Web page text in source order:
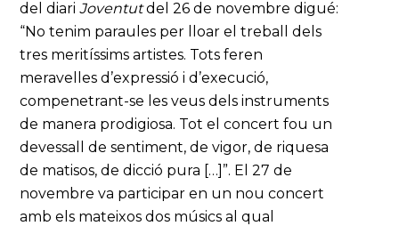
del diariJoventutdel 26 de novembre digué:
“No tenim paraules per lloar el treball dels
tres meritíssims artistes. Tots feren
meravelles d’expressió i d’execució,
compenetrant-se les veus dels instruments
de manera prodigiosa. Tot el concert fou un
devessall de sentiment, de vigor, de riquesa
de matisos, de dicció pura […]”. El 27 de
novembre va participar en un nou concert
amb els mateixos dos músics al qual